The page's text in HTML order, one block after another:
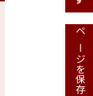
ページを保存